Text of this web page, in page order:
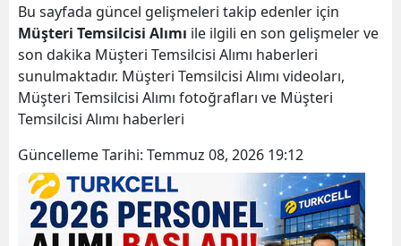
Bu sayfada güncel gelişmeleri takip edenler için
Müşteri Temsilcisi Alımı ile ilgili en son gelişmeler ve
son dakika Müşteri Temsilcisi Alımı haberleri
sunulmaktadır. Müşteri Temsilcisi Alımı videoları,
Müşteri Temsilcisi Alımı fotoğrafları ve Müşteri
Temsilcisi Alımı haberleri
Güncelleme Tarihi: Temmuz 08, 2026 19:12